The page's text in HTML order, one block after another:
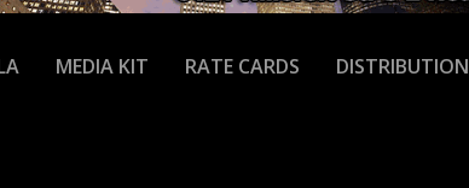
MEDIA KIT RATE CARDS DISTRIBUTION